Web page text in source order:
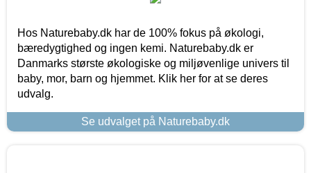
Hos Naturebaby.dk har de 100% fokus på økologi,
bæredygtighed og ingen kemi. Naturebaby.dk er
Danmarks største økologiske og miljøvenlige univers til
baby, mor, barn og hjemmet. Klik her for at se deres
udvalg.
Se udvalget på Naturebaby.dk